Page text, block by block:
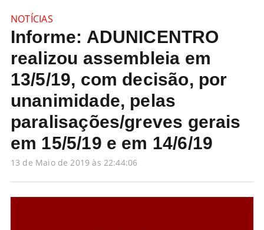
NOTÍCIAS
Informe: ADUNICENTRO
realizou assembleia em
13/5/19, com decisão, por
unanimidade, pelas
paralisações/greves gerais
em 15/5/19 e em 14/6/19
13 de Maio de 2019 às 22:44:06